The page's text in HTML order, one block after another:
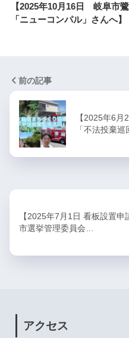
【2025年10月16日 岐阜市
「ニューコンパル」さんへ】
前の記事
【2025年6
「不法投棄巡
【2025年7月1日 看板設置申
市選挙管理委員会…
アクセス